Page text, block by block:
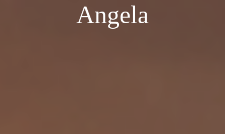
Angela